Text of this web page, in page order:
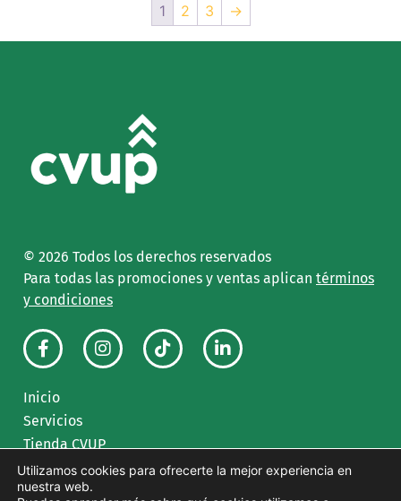
1 2 3 →
© 2026 Todos los derechos reservados
Para todas las promociones y ventas aplican términos
y condiciones
Inicio
Servicios
Tienda CVUP
Blog
Contacto
Utilizamos cookies para ofrecerte la mejor experiencia en
nuestra web.